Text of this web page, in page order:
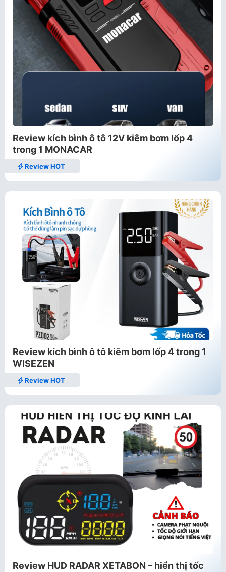
Review kích bình ô tô 12V kiêm bơm lốp 4
trong 1 MONACAR
Review HOT
Review kích bình ô tô kiêm bơm lốp 4 trong 1
WISEZEN
Review HOT
Review HUD RADAR XETABON – hiển thị tốc